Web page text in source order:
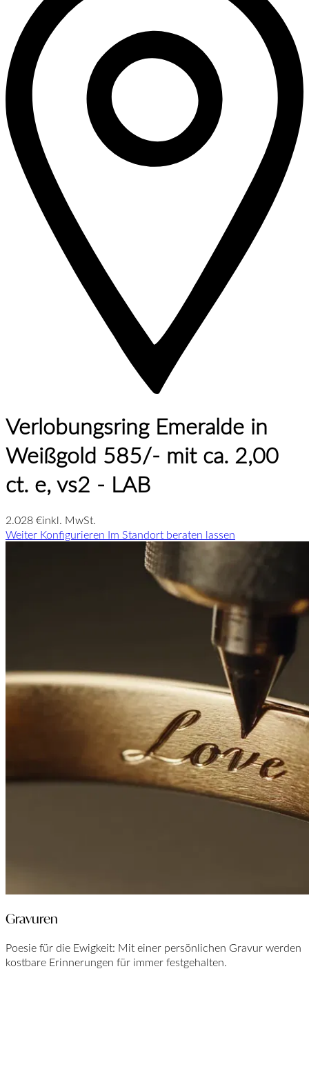
Verlobungsring Emeralde in
Weißgold 585/- mit ca. 2,00
ct. e, vs2 - LAB
2.028 €inkl. MwSt.
Weiter Konfigurieren Im Standort beraten lassen
Gravuren
Poesie für die Ewigkeit: Mit einer persönlichen Gravur werden
kostbare Erinnerungen für immer festgehalten.